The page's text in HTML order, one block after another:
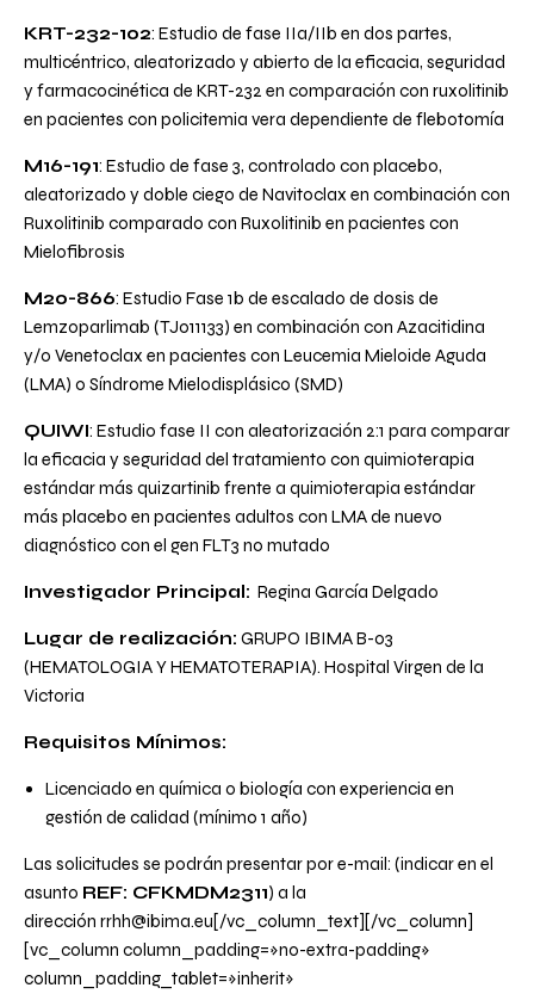
KRT-232-102: Estudio de fase IIa/IIb en dos partes,
multicéntrico, aleatorizado y abierto de la eficacia, seguridad
y farmacocinética de KRT-232 en comparación con ruxolitinib
en pacientes con policitemia vera dependiente de flebotomía
M16-191: Estudio de fase 3, controlado con placebo,
aleatorizado y doble ciego de Navitoclax en combinación con
Ruxolitinib comparado con Ruxolitinib en pacientes con
Mielofibrosis
M20-866: Estudio Fase 1b de escalado de dosis de
Lemzoparlimab (TJ011133) en combinación con Azacitidina
y/o Venetoclax en pacientes con Leucemia Mieloide Aguda
(LMA) o Síndrome Mielodisplásico (SMD)
QUIWI: Estudio fase II con aleatorización 2:1 para comparar
la eficacia y seguridad del tratamiento con quimioterapia
estándar más quizartinib frente a quimioterapia estándar
más placebo en pacientes adultos con LMA de nuevo
diagnóstico con el gen FLT3 no mutado
Investigador Principal: Regina García Delgado
Lugar de realización: GRUPO IBIMA B-03
(HEMATOLOGIA Y HEMATOTERAPIA). Hospital Virgen de la
Victoria
Requisitos Mínimos:
Licenciado en química o biología con experiencia en
gestión de calidad (mínimo 1 año)
Las solicitudes se podrán presentar por e-mail: (indicar en el
asunto REF: CFKMDM2311) a la
dirección rrhh@ibima.eu[/vc_column_text][/vc_column]
[vc_column column_padding=»no-extra-padding»
column_padding_tablet=»inherit»